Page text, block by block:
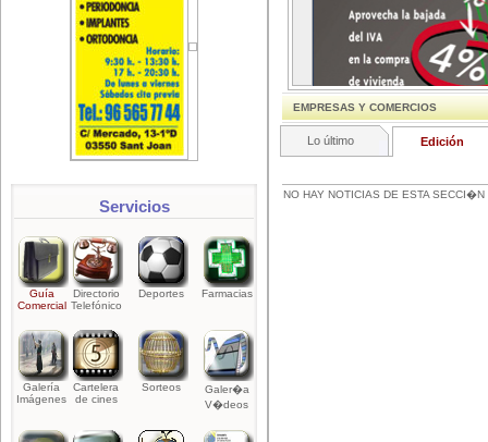
Servicios
Guía
Comercial
Directorio
Telefónico
Deportes Farmacias
Galería
Imágenes
Cartelera
de cines
Sorteos
Galer�a
V�deos
EMPRESAS Y COMERCIOS
Lo último Edición
NO HAY NOTICIAS DE ESTA